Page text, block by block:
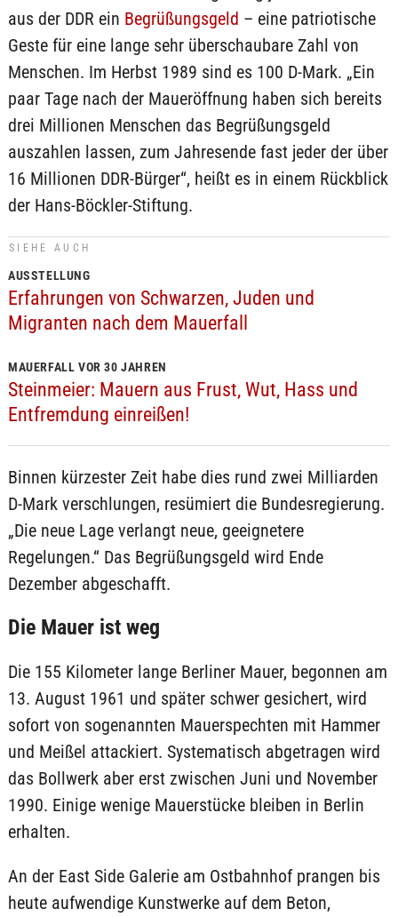
aus der DDR ein Begrüßungsgeld – eine patriotische
Geste für eine lange sehr überschaubare Zahl von
Menschen. Im Herbst 1989 sind es 100 D-Mark. „Ein
paar Tage nach der Maueröffnung haben sich bereits
drei Millionen Menschen das Begrüßungsgeld
auszahlen lassen, zum Jahresende fast jeder der über
16 Millionen DDR-Bürger“, heißt es in einem Rückblick
der Hans-Böckler-Stiftung.
SIEHE AUCH
AUSSTELLUNG
Erfahrungen von Schwarzen, Juden und
Migranten nach dem Mauerfall
MAUERFALL VOR 30 JAHREN
Steinmeier: Mauern aus Frust, Wut, Hass und
Entfremdung einreißen!
Binnen kürzester Zeit habe dies rund zwei Milliarden
D-Mark verschlungen, resümiert die Bundesregierung.
„Die neue Lage verlangt neue, geeignetere
Regelungen.“ Das Begrüßungsgeld wird Ende
Dezember abgeschafft.
Die Mauer ist weg
Die 155 Kilometer lange Berliner Mauer, begonnen am
13. August 1961 und später schwer gesichert, wird
sofort von sogenannten Mauerspechten mit Hammer
und Meißel attackiert. Systematisch abgetragen wird
das Bollwerk aber erst zwischen Juni und November
1990. Einige wenige Mauerstücke bleiben in Berlin
erhalten.
An der East Side Galerie am Ostbahnhof prangen bis
heute aufwendige Kunstwerke auf dem Beton,